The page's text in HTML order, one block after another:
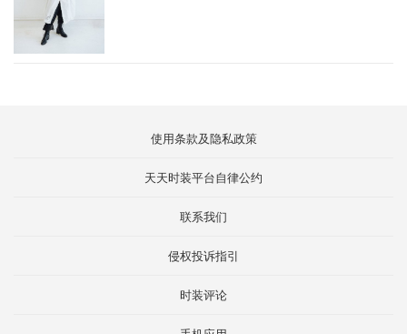
使用条款及隐私政策
天天时装平台自律公约
联系我们
侵权投诉指引
时装评论